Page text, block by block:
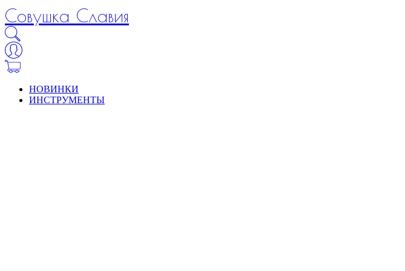
Совушка Славия
НОВИНКИ
ИНСТРУМЕНТЫ